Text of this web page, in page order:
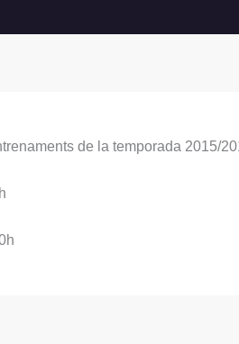
de la temporada 2015/